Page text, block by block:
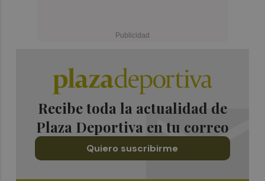
Recibe toda la actualidad de
Plaza Deportiva en tu correo
Quiero suscribirme